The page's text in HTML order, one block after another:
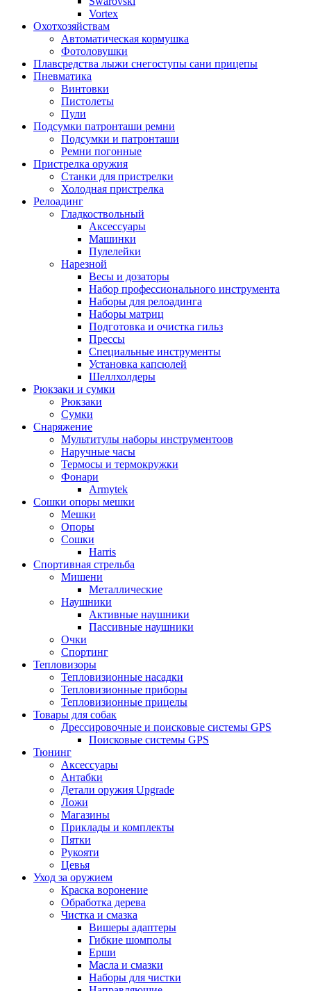
Vortex
Охотхозяйствам
Автоматическая кормушка
Фотоловушки
Плавсредства лыжи снегоступы сани прицепы
Пневматика
Винтовки
Пистолеты
Пули
Подсумки патронташи ремни
Подсумки и патронташи
Ремни погонные
Пристрелка оружия
Станки для пристрелки
Холодная пристрелка
Релоадинг
Гладкоствольный
Аксессуары
Машинки
Пулелейки
Нарезной
Весы и дозаторы
Набор профессионального инструмента
Наборы для релоадинга
Наборы матриц
Подготовка и очистка гильз
Прессы
Специальные инструменты
Установка капсюлей
Шеллхолдеры
Рюкзаки и сумки
Рюкзаки
Сумки
Снаряжение
Мультитулы наборы инструментоов
Наручные часы
Термосы и термокружки
Фонари
Armytek
Сошки опоры мешки
Мешки
Опоры
Сошки
Harris
Спортивная стрельба
Мишени
Металлические
Наушники
Активные наушники
Пассивные наушники
Очки
Спортинг
Тепловизоры
Тепловизионные насадки
Тепловизионные приборы
Тепловизионные прицелы
Товары для собак
Дрессировочные и поисковые системы GPS
Поисковые системы GPS
Тюнинг
Аксессуары
Антабки
Детали оружия Upgrade
Ложи
Магазины
Приклады и комплекты
Пятки
Рукояти
Цевья
Уход за оружием
Краска воронение
Обработка дерева
Чистка и смазка
Вишеры адаптеры
Гибкие шомполы
Ерши
Масла и смазки
Наборы для чистки